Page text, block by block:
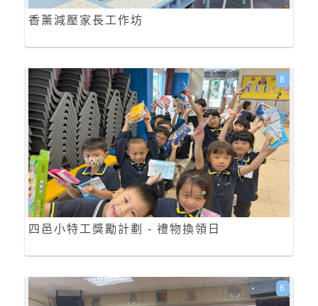
香薰減壓家長工作坊
四邑小特工獎勵計劃 - 禮物換領日
8
6